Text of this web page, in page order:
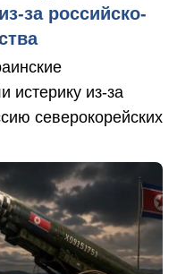
за российско-
истерику из-за
северокорейских